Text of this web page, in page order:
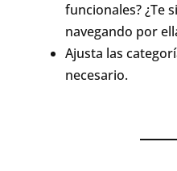
funcionales? ¿Te
navegando por
Ajusta las
necesario.